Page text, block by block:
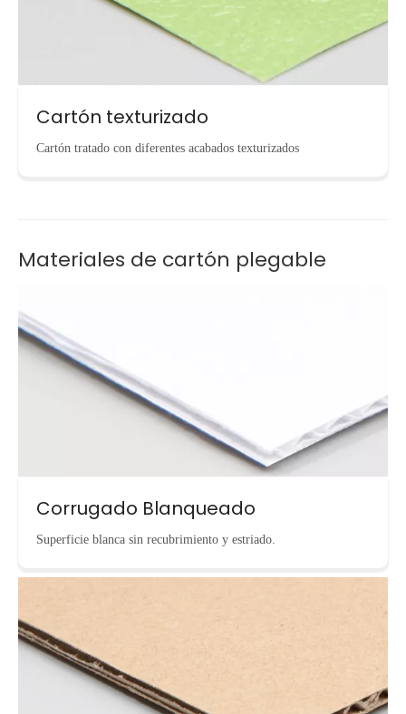
Cartón texturizado
Cartón tratado con diferentes acabados texturizados
Materiales de cartón plegable
Corrugado Blanqueado
Superficie blanca sin recubrimiento y estriado.